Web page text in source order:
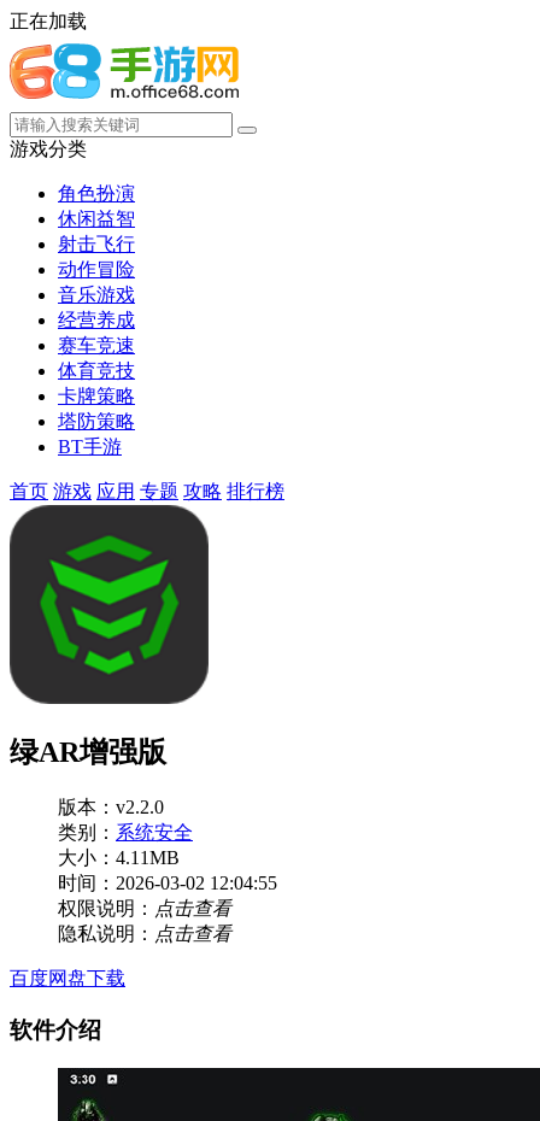
正在加载
游戏分类
角色扮演
休闲益智
射击飞行
动作冒险
音乐游戏
经营养成
赛车竞速
体育竞技
卡牌策略
塔防策略
BT手游
首页 游戏 应用 专题 攻略 排行榜
绿AR增强版
版本：v2.2.0
类别： 系统安全
大小：4.11MB
时间：2026-03-02 12:04:55
权限说明： 点击查看
隐私说明： 点击查看
百度网盘下载
软件介绍